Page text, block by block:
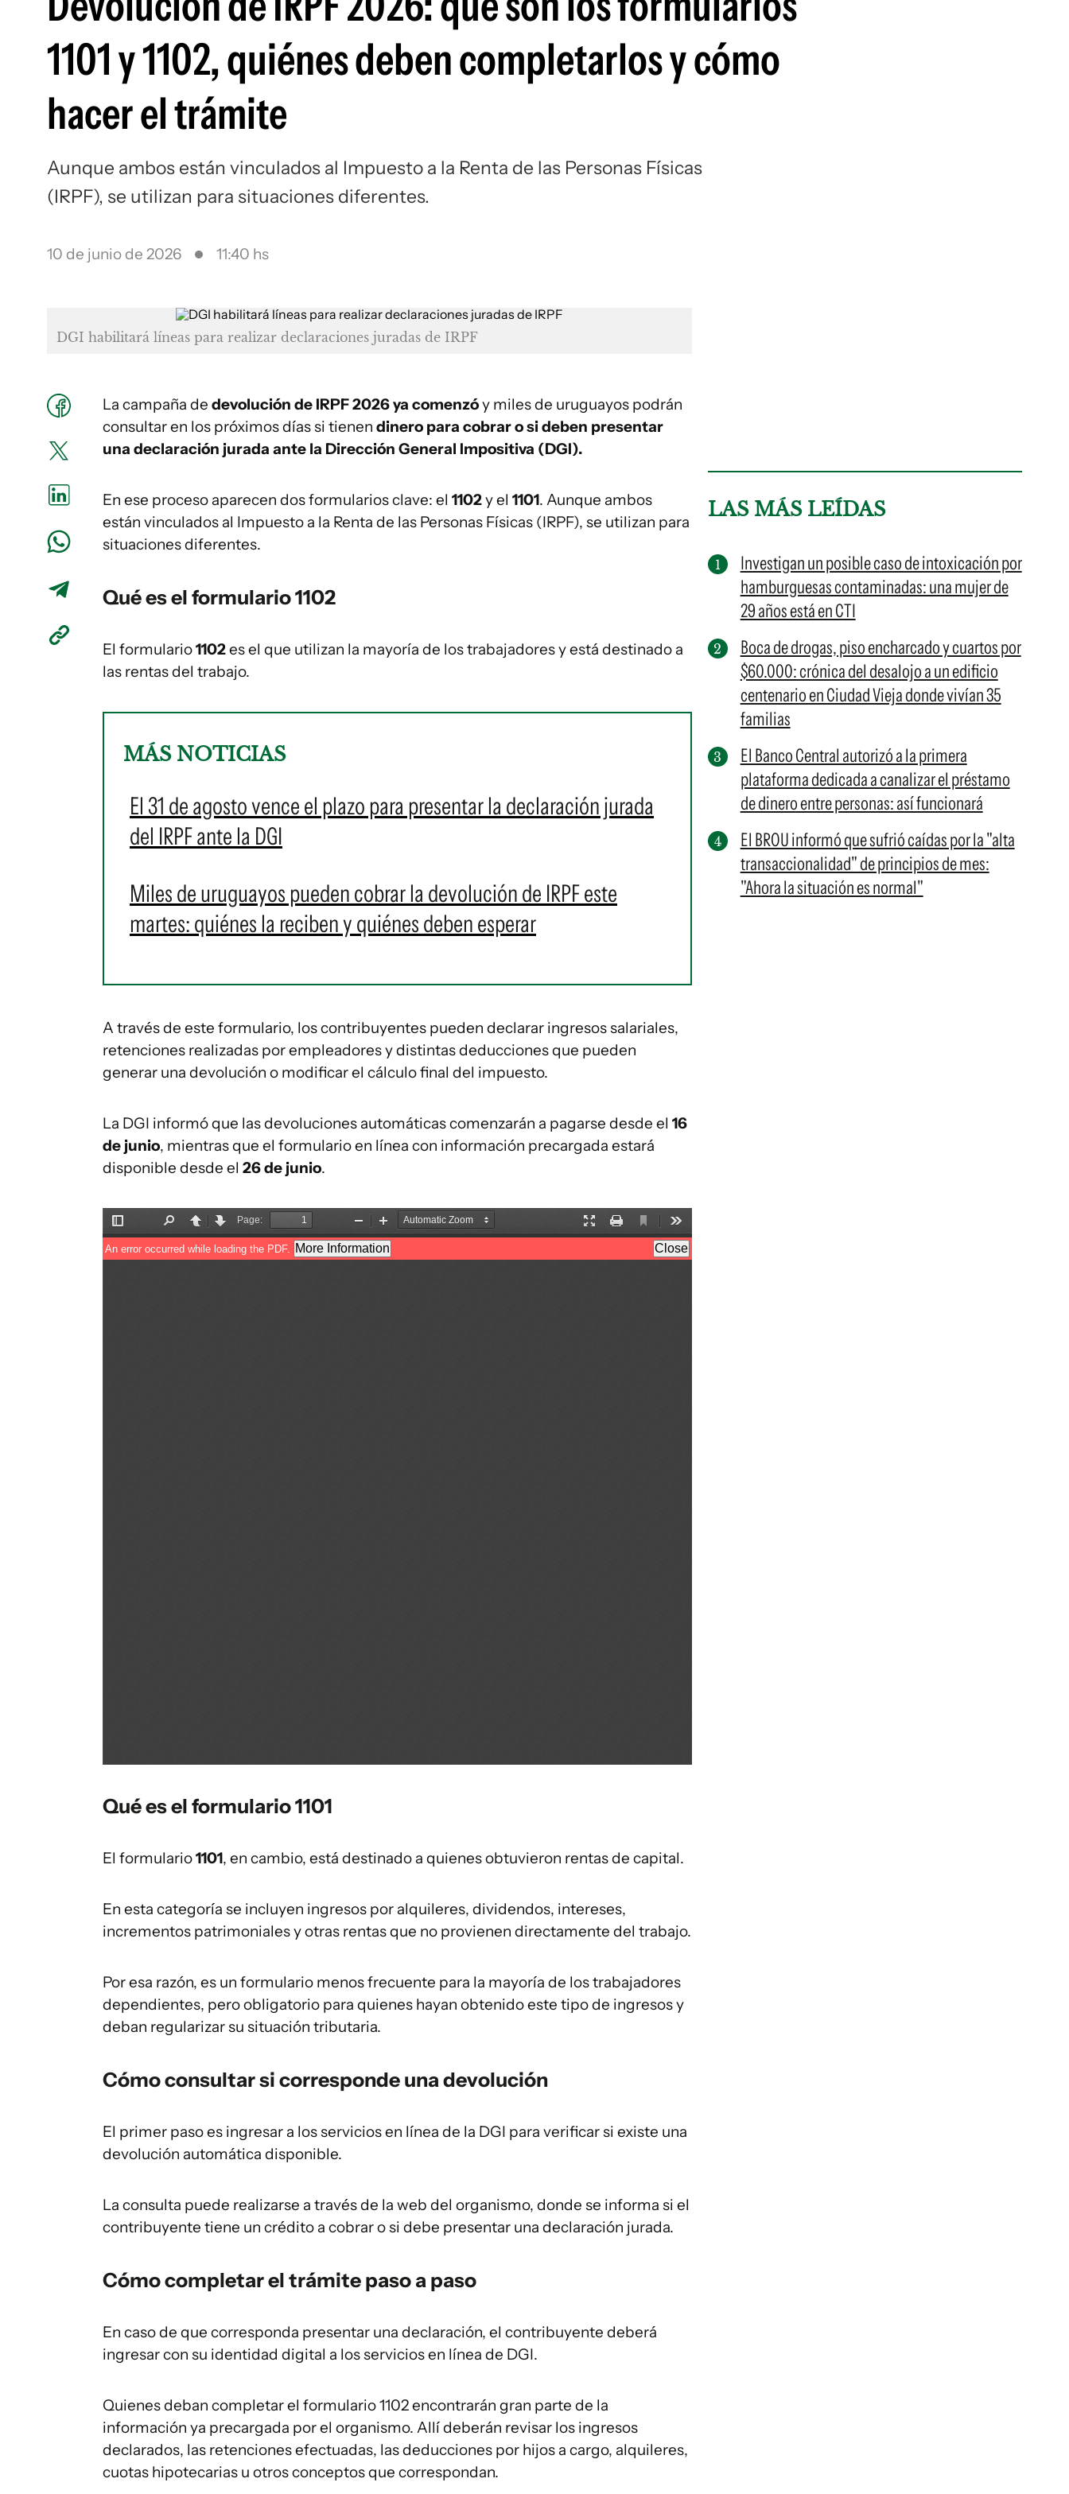
1101 y 1102, quiénes deben completarlos y cómo
hacer el trámite
Aunque ambos están vinculados al Impuesto a la Renta de las Personas Físicas
(IRPF), se utilizan para situaciones diferentes.
10 de junio de 2026 11:40 hs
DGI habilitará líneas para realizar declaraciones juradas de IRPF
La campaña de devolución de IRPF2026 ya comenzóy miles de uruguayos podrán
consultar en los próximos días si tienen dinero para cobrar o si deben presentar
una declaración jurada ante la Dirección General Impositiva (DGI).
En ese proceso aparecen dos formularios clave: el 1102y el 1101. Aunque ambos
están vinculados al Impuesto a la Renta de las Personas Físicas (IRPF), se utilizan para
situaciones diferentes.
Qué es el formulario 1102
El formulario1102es el que utilizan la mayoría de los trabajadores y está destinado a
las rentas del trabajo.
MÁS NOTICIAS
El 31 de agosto vence el plazo para presentar la declaración jurada
del IRPF ante la DGI
Miles de uruguayos pueden cobrar la devolución de IRPF este
martes: quiénes la reciben y quiénes deben esperar
A través de este formulario, los contribuyentes pueden declarar ingresos salariales,
retenciones realizadas por empleadores y distintas deducciones que pueden
generar una devolución o modificar el cálculo final del impuesto.
La DGI informó que las devoluciones automáticas comenzarán a pagarse desde el 16
de junio, mientras que el formulario en línea con información precargada estará
disponible desde el 26 de junio.
Qué es el formulario 1101
El formulario1101, en cambio, está destinado a quienes obtuvieron rentas de capital.
En esta categoría se incluyen ingresos por alquileres, dividendos, intereses,
incrementos patrimoniales y otras rentas que no provienen directamente del trabajo.
Por esa razón, es un formulario menos frecuente para la mayoría de los trabajadores
dependientes, pero obligatorio para quienes hayan obtenido este tipo de ingresos y
deban regularizar su situación tributaria.
Cómo consultar si corresponde una devolución
El primer paso es ingresar a los servicios en línea de la DGI para verificar si existe una
devolución automática disponible.
La consulta puede realizarse a través de la web del organismo, donde se informa si el
contribuyente tiene un crédito a cobrar o si debe presentar una declaración jurada.
Cómo completar el trámite paso a paso
En caso de que corresponda presentar una declaración, el contribuyente deberá
ingresar con su identidad digital a los servicios en línea de DGI.
Quienes deban completar el formulario 1102 encontrarán gran parte de la
información ya precargada por el organismo. Allí deberán revisar los ingresos
declarados, las retenciones efectuadas, las deducciones por hijos a cargo, alquileres,
cuotas hipotecarias u otros conceptos que correspondan.
LAS MÁS LEÍDAS
Investigan un posible caso de intoxicación por
hamburguesas contaminadas: una mujer de
29 años está en CTI
Boca de drogas, piso encharcado y cuartos por
$60.000: crónica del desalojo a un edificio
centenario en Ciudad Vieja donde vivían 35
familias
El Banco Central autorizó a la primera
plataforma dedicada a canalizar el préstamo
de dinero entre personas: así funcionará
El BROU informó que sufrió caídas por la "alta
transaccionalidad" de principios de mes:
"Ahora la situación es normal"